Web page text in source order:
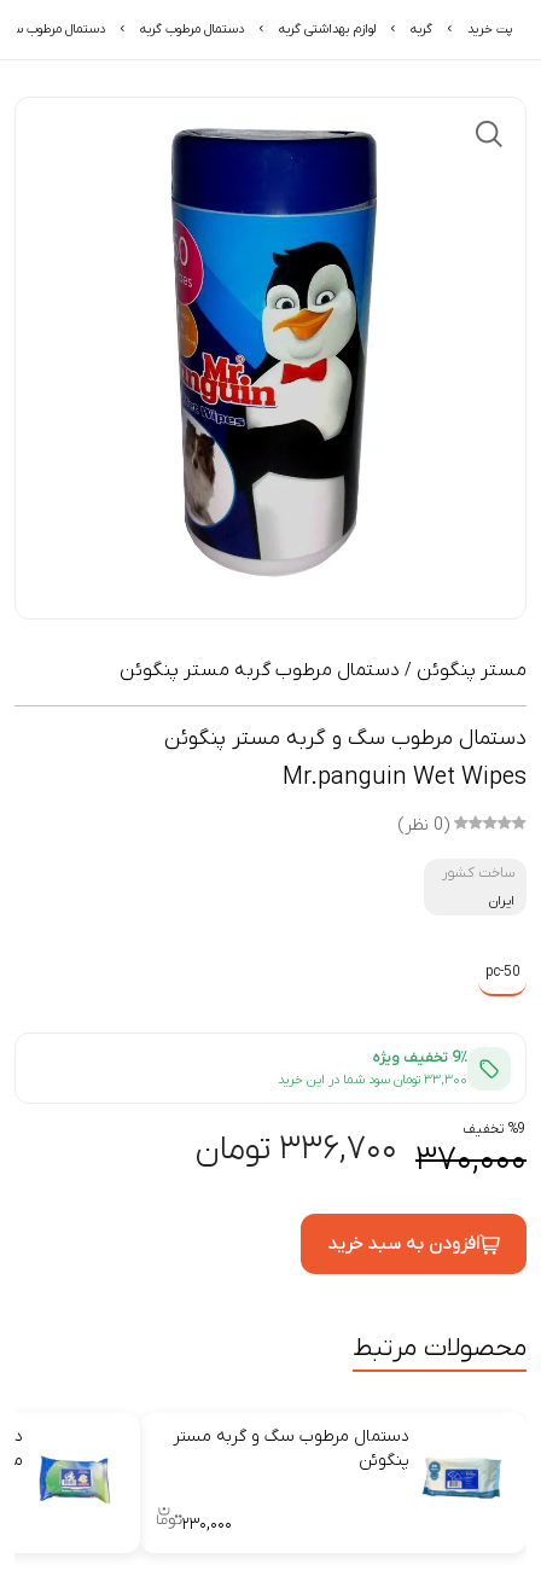
پت خرید گربه لوازم بهداشتی گربه دستمال مرطوب گربه دستمال مرطوب سگ
مستر پنگوئن / دستمال مرطوب گربه مستر پنگوئن
دستمال مرطوب سگ و گربه مستر پنگوئن
Mr.panguin Wet Wipes
(0 نظر)
ساخت کشور
ایران
pc-50
9٪ تخفیف ویژه
۳۳,۳۰۰ تومان سود شما در این خرید
%9 تخفیف
۳۷۰,۰۰۰ ۳۳۶,۷۰۰ تومان
افزودن به سبد خرید
محصولات مرتبط
دستمال مرطوب سگ و گربه مستر
پنگوئن
۲۳۰,۰۰۰